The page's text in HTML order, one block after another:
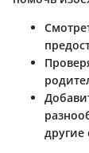
другие